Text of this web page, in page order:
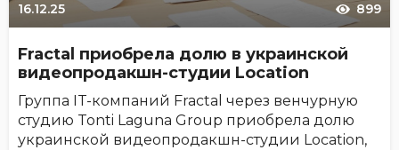
16.12.25 899
Fractal приобрела долю в украинской
видеопродакшн-студии Location
Группа IT-компаний Fractal через венчурную
студию Tonti Laguna Group приобрела долю
украинской видеопродакшн-студии Location,